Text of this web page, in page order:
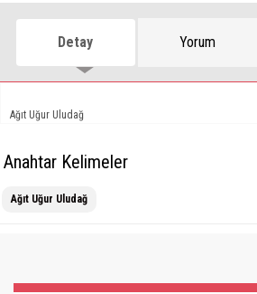
Detay Yorum
Ağıt Uğur Uludağ
Anahtar Kelimeler
Ağıt Uğur Uludağ